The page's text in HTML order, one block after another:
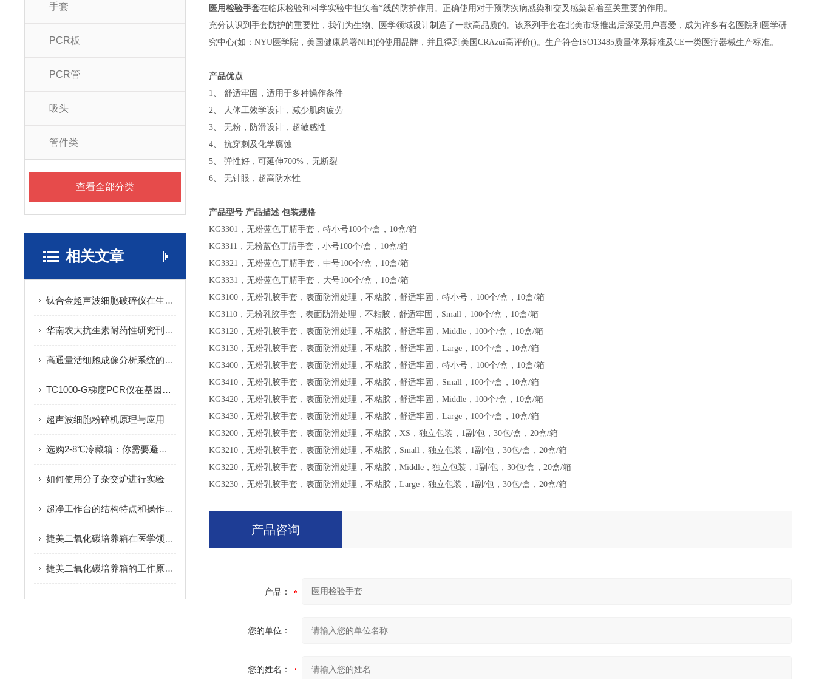
手套
PCR板
PCR管
吸头
管件类
查看全部分类
相关文章
钛合金超声波细胞破碎仪在生物制药领域的应用
华南农大抗生素耐药性研究刊登Lacent
高通量活细胞成像分析系统的原理与功能解析
TC1000-G梯度PCR仪在基因扩增中的应用
超声波细胞粉碎机原理与应用
选购2-8℃冷藏箱：你需要避免的陷阱
如何使用分子杂交炉进行实验
超净工作台的结构特点和操作规范
捷美二氧化碳培养箱在医学领域中的应用研究
捷美二氧化碳培养箱的工作原理是什么？
医用检验手套在临床检验和科学实验中担负着*线的防护作用。正确使用对于预防疾病感染和交叉感染起着至关重要的作用。
充分认识到手套防护的重要性，我们为生物、医学领域设计制造了一款高品质的。该系列手套在北美市场推出后深受用户喜爱，成为许多有名医院和医学研
究中心(如：NYU医学院，美国健康总署NIH)的使用品牌，并且得到美国CRAzui高评价()。生产符合ISO13485质量体系标准及CE一类医疗器械生产标准。
产品优点
1、 舒适牢固，适用于多种操作条件
2、 人体工效学设计，减少肌肉疲劳
3、 无粉，防滑设计，超敏感性
4、 抗穿刺及化学腐蚀
5、 弹性好，可延伸700%，无断裂
6、 无针眼，超高防水性
产品型号 产品描述 包装规格
KG3301，无粉蓝色丁腈手套，特小号100个/盒，10盒/箱
KG3311，无粉蓝色丁腈手套，小号100个/盒，10盒/箱
KG3321，无粉蓝色丁腈手套，中号100个/盒，10盒/箱
KG3331，无粉蓝色丁腈手套，大号100个/盒，10盒/箱
KG3100，无粉乳胶手套，表面防滑处理，不粘胶，舒适牢固，特小号，100个/盒，10盒/箱
KG3110，无粉乳胶手套，表面防滑处理，不粘胶，舒适牢固，Small，100个/盒，10盒/箱
KG3120，无粉乳胶手套，表面防滑处理，不粘胶，舒适牢固，Middle，100个/盒，10盒/箱
KG3130，无粉乳胶手套，表面防滑处理，不粘胶，舒适牢固，Large，100个/盒，10盒/箱
KG3400，无粉乳胶手套，表面防滑处理，不粘胶，舒适牢固，特小号，100个/盒，10盒/箱
KG3410，无粉乳胶手套，表面防滑处理，不粘胶，舒适牢固，Small，100个/盒，10盒/箱
KG3420，无粉乳胶手套，表面防滑处理，不粘胶，舒适牢固，Middle，100个/盒，10盒/箱
KG3430，无粉乳胶手套，表面防滑处理，不粘胶，舒适牢固，Large，100个/盒，10盒/箱
KG3200，无粉乳胶手套，表面防滑处理，不粘胶，XS，独立包装，1副/包，30包/盒，20盒/箱
KG3210，无粉乳胶手套，表面防滑处理，不粘胶，Small，独立包装，1副/包，30包/盒，20盒/箱
KG3220，无粉乳胶手套，表面防滑处理，不粘胶，Middle，独立包装，1副/包，30包/盒，20盒/箱
KG3230，无粉乳胶手套，表面防滑处理，不粘胶，Large，独立包装，1副/包，30包/盒，20盒/箱
产品咨询
产品：
您的单位：
您的姓名：